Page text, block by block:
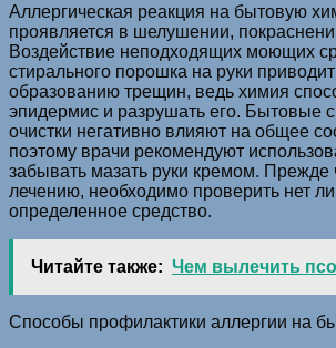
Аллергическая реакция на бытовую
проявляется в шелушении,
Воздействие неподходящих моющих
стирального порошка на руки
образованию трещин, ведь химия
эпидермис и разрушать его. Бытовые
очистки негативно влияют на общее
поэтому врачи рекомендуют
забывать мазать руки кремом. Прежде
лечению, необходимо проверить нет
определенное средство.
Читайте также: Чем вылечить
Способы профилактики аллергии на